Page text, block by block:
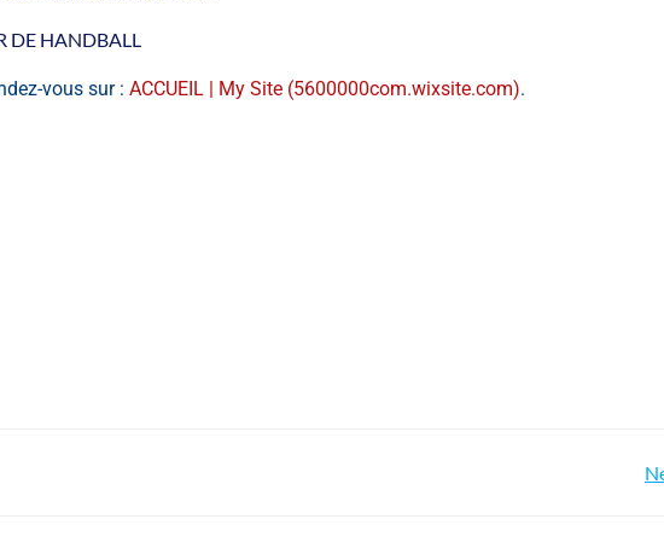
DE HANDBALL
vous sur : ACCUEIL | My Site (5600000com.wixsite.com).